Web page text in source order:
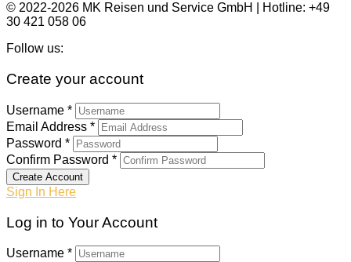
© 2022-2026 MK Reisen und Service GmbH | Hotline: +49
30 421 058 06
Follow us:
Create your account
Username *
Email Address *
Password *
Confirm Password *
Create Account
Sign In Here
Log in to Your Account
Username *